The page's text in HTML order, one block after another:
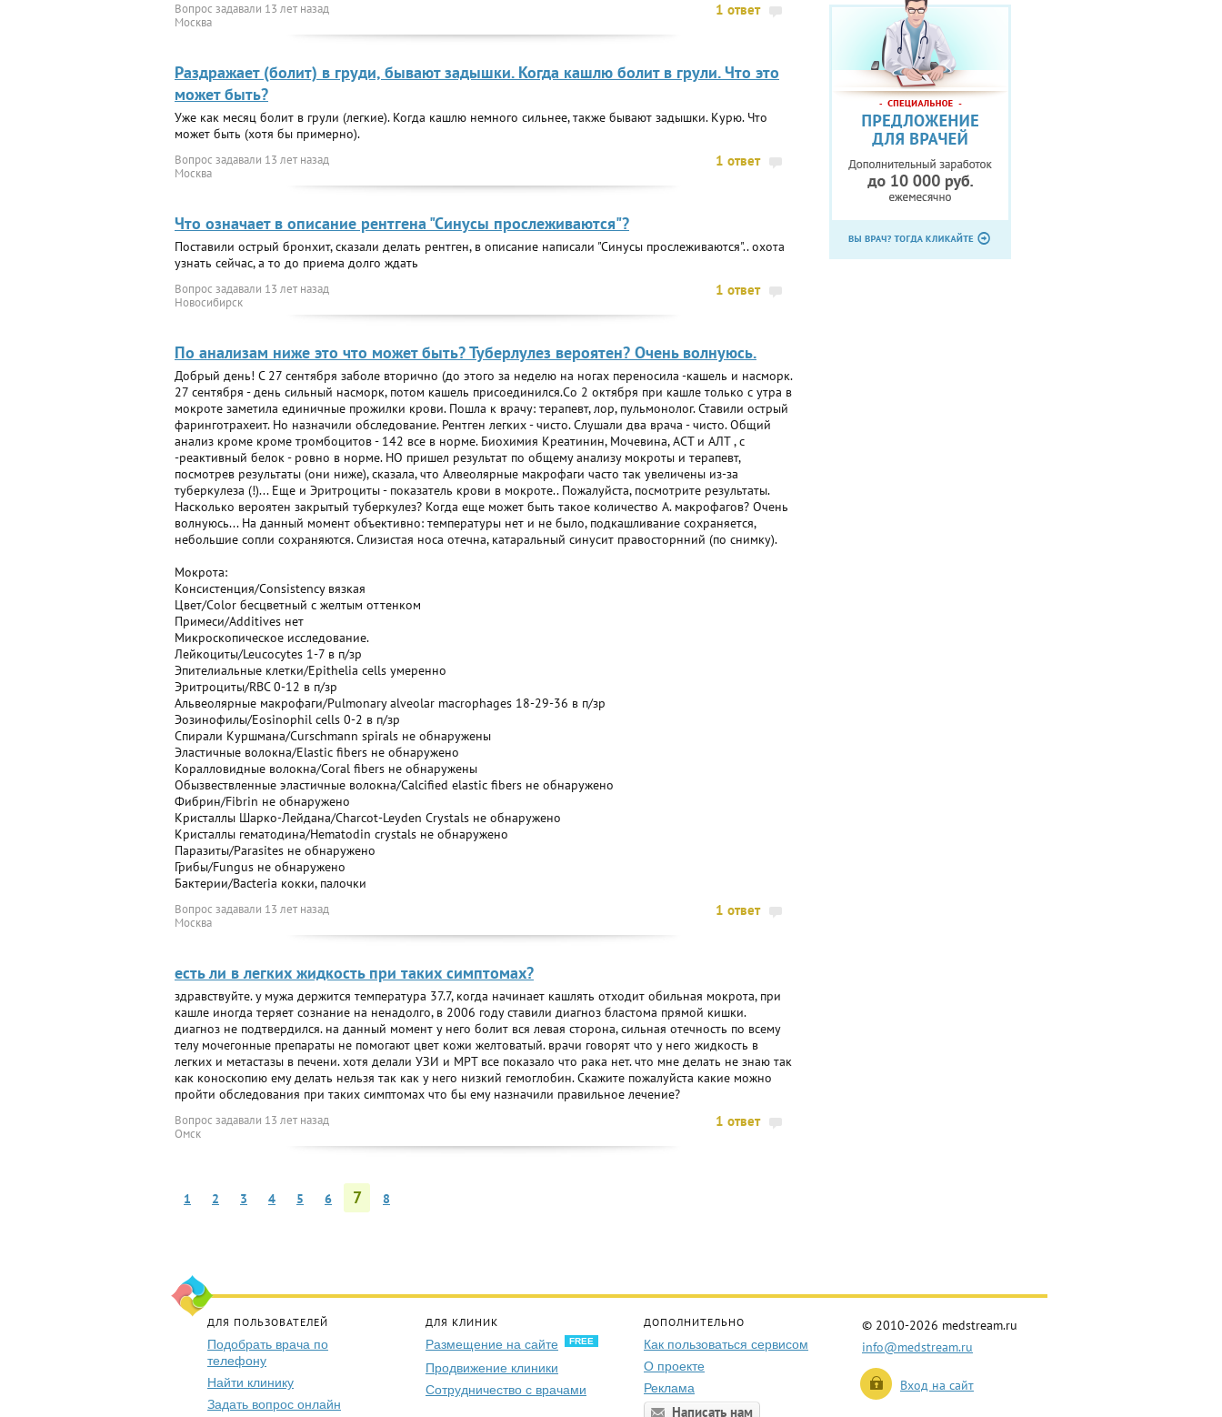
Вопрос задавали 13 лет назад
Москва
1 ответ
Раздражает (болит) в груди, бывают задышки. Когда кашлю болит в грули. Что это
может быть?
Уже как месяц болит в грули (легкие). Когда кашлю немного сильнее, также бывают задышки. Курю. Что
может быть (хотя бы примерно).
Вопрос задавали 13 лет назад
Москва
1 ответ
Что означает в описание рентгена "Синусы прослеживаются"?
Поставили острый бронхит, сказали делать рентген, в описание написали "Синусы прослеживаются".. охота
узнать сейчас, а то до приема долго ждать
Вопрос задавали 13 лет назад
Новосибирск
1 ответ
По анализам ниже это что может быть? Туберлулез вероятен? Очень волнуюсь.
Добрый день! С 27 сентября заболе вторично (до этого за неделю на ногах переносила -кашель и насморк.
27 сентября - день сильный насморк, потом кашель присоединился.Со 2 октября при кашле только с утра в
мокроте заметила единичные прожилки крови. Пошла к врачу: терапевт, лор, пульмонолог. Ставили острый
фаринготрахеит. Но назначили обследование. Рентген легких - чисто. Слушали два врача - чисто. Общий
анализ кроме кроме тромбоцитов - 142 все в норме. Биохимия Креатинин, Мочевина, АСТ и АЛТ , с
-реактивный белок - ровно в норме. НО пришел результат по общему анализу мокроты и терапевт,
посмотрев результаты (они ниже), сказала, что Алвеолярные макрофаги часто так увеличены из-за
туберкулеза (!)... Еще и Эритроциты - показатель крови в мокроте.. Пожалуйста, посмотрите результаты.
Насколько вероятен закрытый туберкулез? Когда еще может быть такое количество А. макрофагов? Очень
волнуюсь... На данный момент объективно: температуры нет и не было, подкашливание сохраняется,
небольшие сопли сохраняются. Слизистая носа отечна, катаральный синусит правосторнний (по снимку).
Мокрота:
Консистенция/Consistency вязкая
Цвет/Color бесцветный с желтым оттенком
Примеси/Additives нет
Микроскопическое исследование.
Лейкоциты/Leucocytes 1-7 в п/зр
Эпителиальные клетки/Epithelia cells умеренно
Эритроциты/RBC 0-12 в п/зр
Альвеолярные макрофаги/Pulmonary alveolar macrophages 18-29-36 в п/зр
Эозинофилы/Eosinophil cells 0-2 в п/зр
Спирали Куршмана/Curschmann spirals не обнаружены
Эластичные волокна/Elastic fibers не обнаружено
Коралловидные волокна/Coral fibers не обнаружены
Обызвествленные эластичные волокна/Calcified elastic fibers не обнаружено
Фибрин/Fibrin не обнаружено
Кристаллы Шарко-Лейдана/Charcot-Leyden Crystals не обнаружено
Кристаллы гематодина/Hematodin crystals не обнаружено
Паразиты/Parasites не обнаружено
Грибы/Fungus не обнаружено
Бактерии/Bacteria кокки, палочки
Вопрос задавали 13 лет назад
Москва
1 ответ
есть ли в легких жидкость при таких симптомах?
здравствуйте. у мужа держится температура 37.7, когда начинает кашлять отходит обильная мокрота, при
кашле иногда теряет сознание на ненадолго, в 2006 году ставили диагноз бластома прямой кишки.
диагноз не подтвердился. на данный момент у него болит вся левая сторона, сильная отечность по всему
телу мочегонные препараты не помогают цвет кожи желтоватый. врачи говорят что у него жидкость в
легких и метастазы в печени. хотя делали УЗИ и МРТ все показало что рака нет. что мне делать не знаю так
как коноскопию ему делать нельзя так как у него низкий гемоглобин. Скажите пожалуйста какие можно
пройти обследования при таких симптомах что бы ему назначили правильное лечение?
Вопрос задавали 13 лет назад
Омск
1 ответ
1 2 3 4 5 6 7 8
ДЛЯ ПОЛЬЗОВАТЕЛЕЙ
Подобрать врача по
телефону
Найти клинику
Задать вопрос онлайн
ДЛЯ КЛИНИК
Размещение на сайте FREE
Продвижение клиники
Сотрудничество с врачами
ДОПОЛНИТЕЛЬНО
Как пользоваться сервисом
О проекте
Реклама
Написать нам
© 2010-2026 medstream.ru
info@medstream.ru
Вход на сайт